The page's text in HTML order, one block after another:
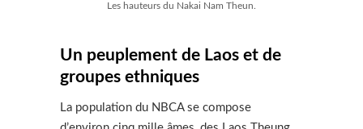
Les hauteurs du Nakai Nam Theun.
Un peuplement de Laos et de
groupes ethniques
La population du NBCA se compose